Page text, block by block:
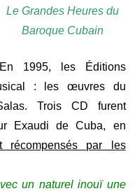
Le Grandes Heures du
Baroque Cubain
En 1995, les Éditions
: les œuvres du
Trois CD furent
Exaudi de Cuba, en
récompensés par les
un naturel inouï une